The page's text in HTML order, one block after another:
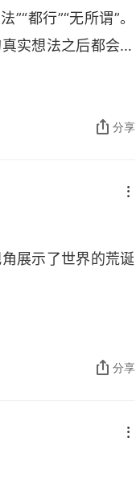
都行”“无所谓”。
实想法之后都会引
玛丽多次问爱不爱
“我不是这里的人，
现在关系型社会，
听个性的表达。我
，让自己这个原来
。现在的自己发表
分享
展示了世界的荒诞
分享